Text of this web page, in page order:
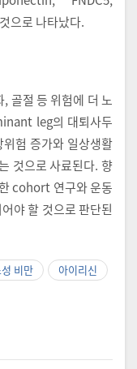
으로 나타났다.
골절 등 위험에 더 노
leg의 대퇴사두
험 증가와 일상생활
것으로 사료된다. 향
cohort 연구와 운동
야 할 것으로 판단된
비만
아이리신